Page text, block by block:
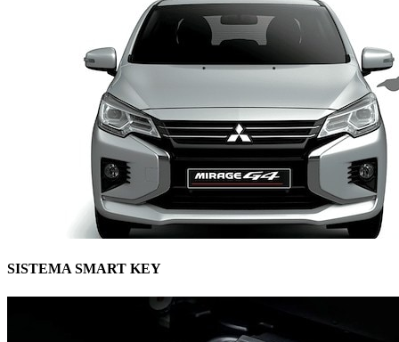
SISTEMA SMART KEY